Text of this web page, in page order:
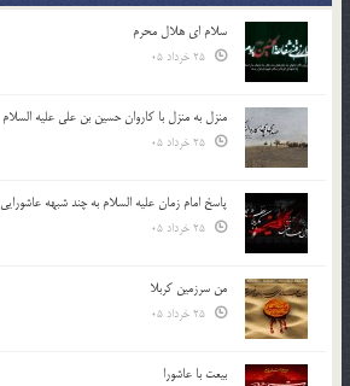
سلام ای هلال محرم
منزل به منزل با کاروان حسین بن علی علیه السلام
پاسخ امام زمان علیه السلام به چند شبهه عاشورایی
من سرزمین کربلا
بیعت با عاشورا